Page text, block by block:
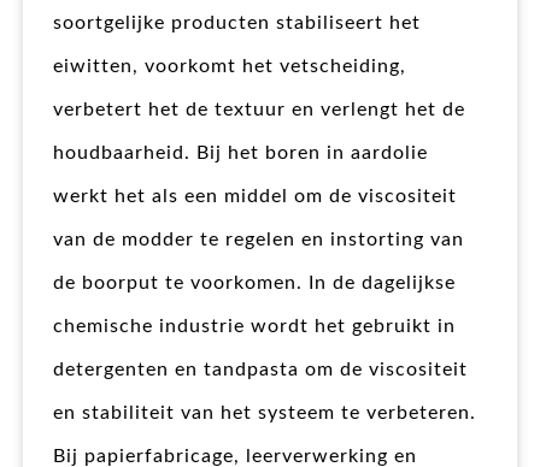
soortgelijke producten stabiliseert het
eiwitten, voorkomt het vetscheiding,
verbetert het de textuur en verlengt het de
houdbaarheid. Bij het boren in aardolie
werkt het als een middel om de viscositeit
van de modder te regelen en instorting van
de boorput te voorkomen. In de dagelijkse
chemische industrie wordt het gebruikt in
detergenten en tandpasta om de viscositeit
en stabiliteit van het systeem te verbeteren.
Bij papierfabricage, leerverwerking en